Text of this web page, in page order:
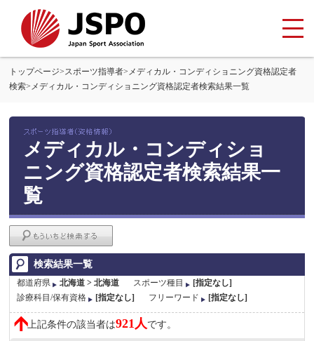
トップページ>スポーツ指導者> メディカル・コンディショニング資格認定者
検索> メディカル・コンディショニング資格認定者検索結果一覧
メディカル・コンディショ
ニング資格認定者検索結果一
覧
検索結果一覧
都道府県 北海道 > 北海道 スポーツ種目
[指定なし]
診療科目/保有資格
[指定なし] フリーワード [指定なし]
上記条件の該当者は921人です。